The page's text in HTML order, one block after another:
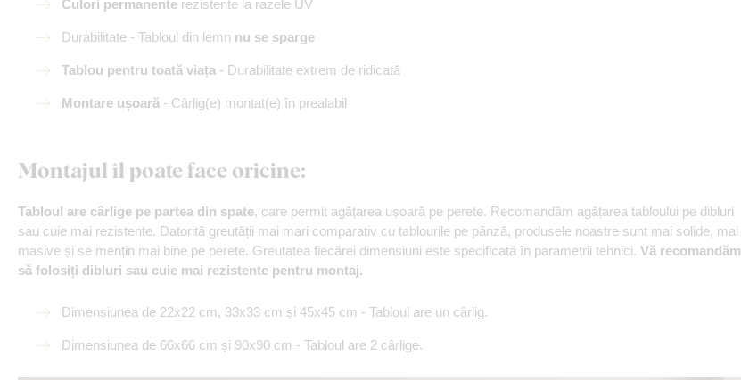
Culori permanente rezistente la razele UV
Durabilitate - Tabloul din lemn nu se sparge
Tablou pentru toată viața - Durabilitate extrem de ridicată
Montare ușoară - Cârlig(e) montat(e) în prealabil
Montajul îl poate face oricine:
Tabloul are cârlige pe partea din spate, care permit agățarea ușoară pe perete. Recomandăm agățarea tabloului pe dibluri
sau cuie mai rezistente. Datorită greutății mai mari comparativ cu tablourile pe pânză, produsele noastre sunt mai solide, mai
masive și se mențin mai bine pe perete. Greutatea fiecărei dimensiuni este specificată în parametrii tehnici. Vă recomandăm
să folosiți dibluri sau cuie mai rezistente pentru montaj.
Dimensiunea de 22x22 cm, 33x33 cm și 45x45 cm - Tabloul are un cârlig.
Dimensiunea de 66x66 cm și 90x90 cm - Tabloul are 2 cârlige.